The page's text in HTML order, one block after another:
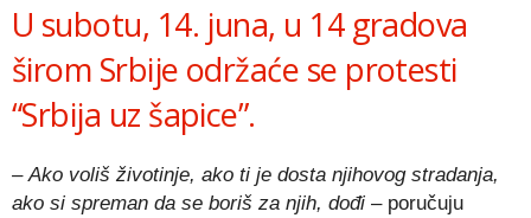
U subotu, 14. juna, u 14 gradova
širom Srbije održaće se protesti
“Srbija uz šapice”.
– Ako voliš životinje, ako ti je dosta njihovog stradanja,
ako si spreman da se boriš za njih, dođi – poručuju